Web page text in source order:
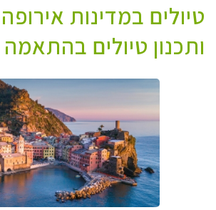
טיולים במדינות
ותכנון טיולים